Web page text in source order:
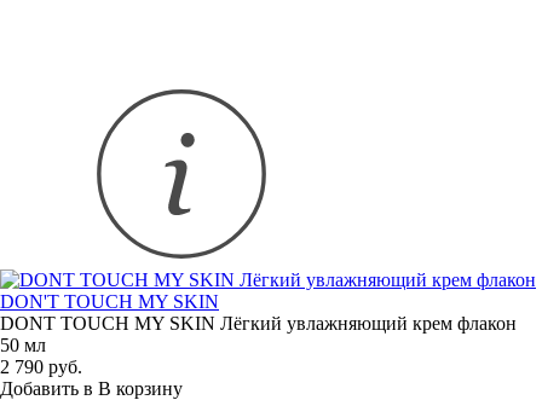
DON'T TOUCH MY SKIN
DONT TOUCH MY SKIN Лёгкий увлажняющий крем флакон
50 мл
2 790 руб.
Добавить в В корзину